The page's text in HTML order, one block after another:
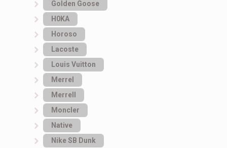
Golden Goose
H0KA
Horoso
Lacoste
Louis Vuitton
Merrel
Merrell
Moncler
Native
Nike SB Dunk